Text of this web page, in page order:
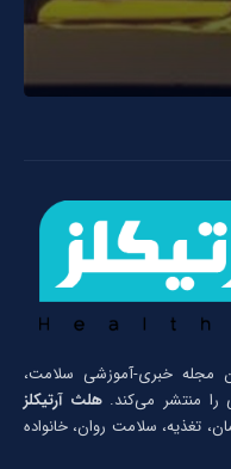
به عنوان مجله خبری-آموزشی سلامت،
را منتشر می‌کند.هلث آرتیکلز
تغذیه، سلامت روان، خانواده